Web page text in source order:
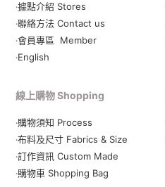
‧據點介紹 Stores
‧聯絡方法 Contact us
‧會員專區 Member
‧English
線上購物 Shopping
‧購物須知 Process
‧布料及尺寸 Fabrics & Size
‧訂作資訊 Custom Made
‧購物車 Shopping Bag